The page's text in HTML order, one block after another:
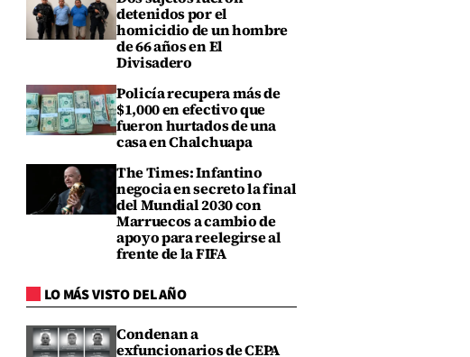
detenidos por el
homicidio de un hombre
de 66 años en El
Divisadero
Policía recupera más de
$1,000 en efectivo que
fueron hurtados de una
casa en Chalchuapa
The Times: Infantino
negocia en secreto la final
del Mundial 2030 con
Marruecos a cambio de
apoyo para reelegirse al
frente de la FIFA
LO MÁS VISTO DEL AÑO
Condenan a
exfuncionarios de CEPA